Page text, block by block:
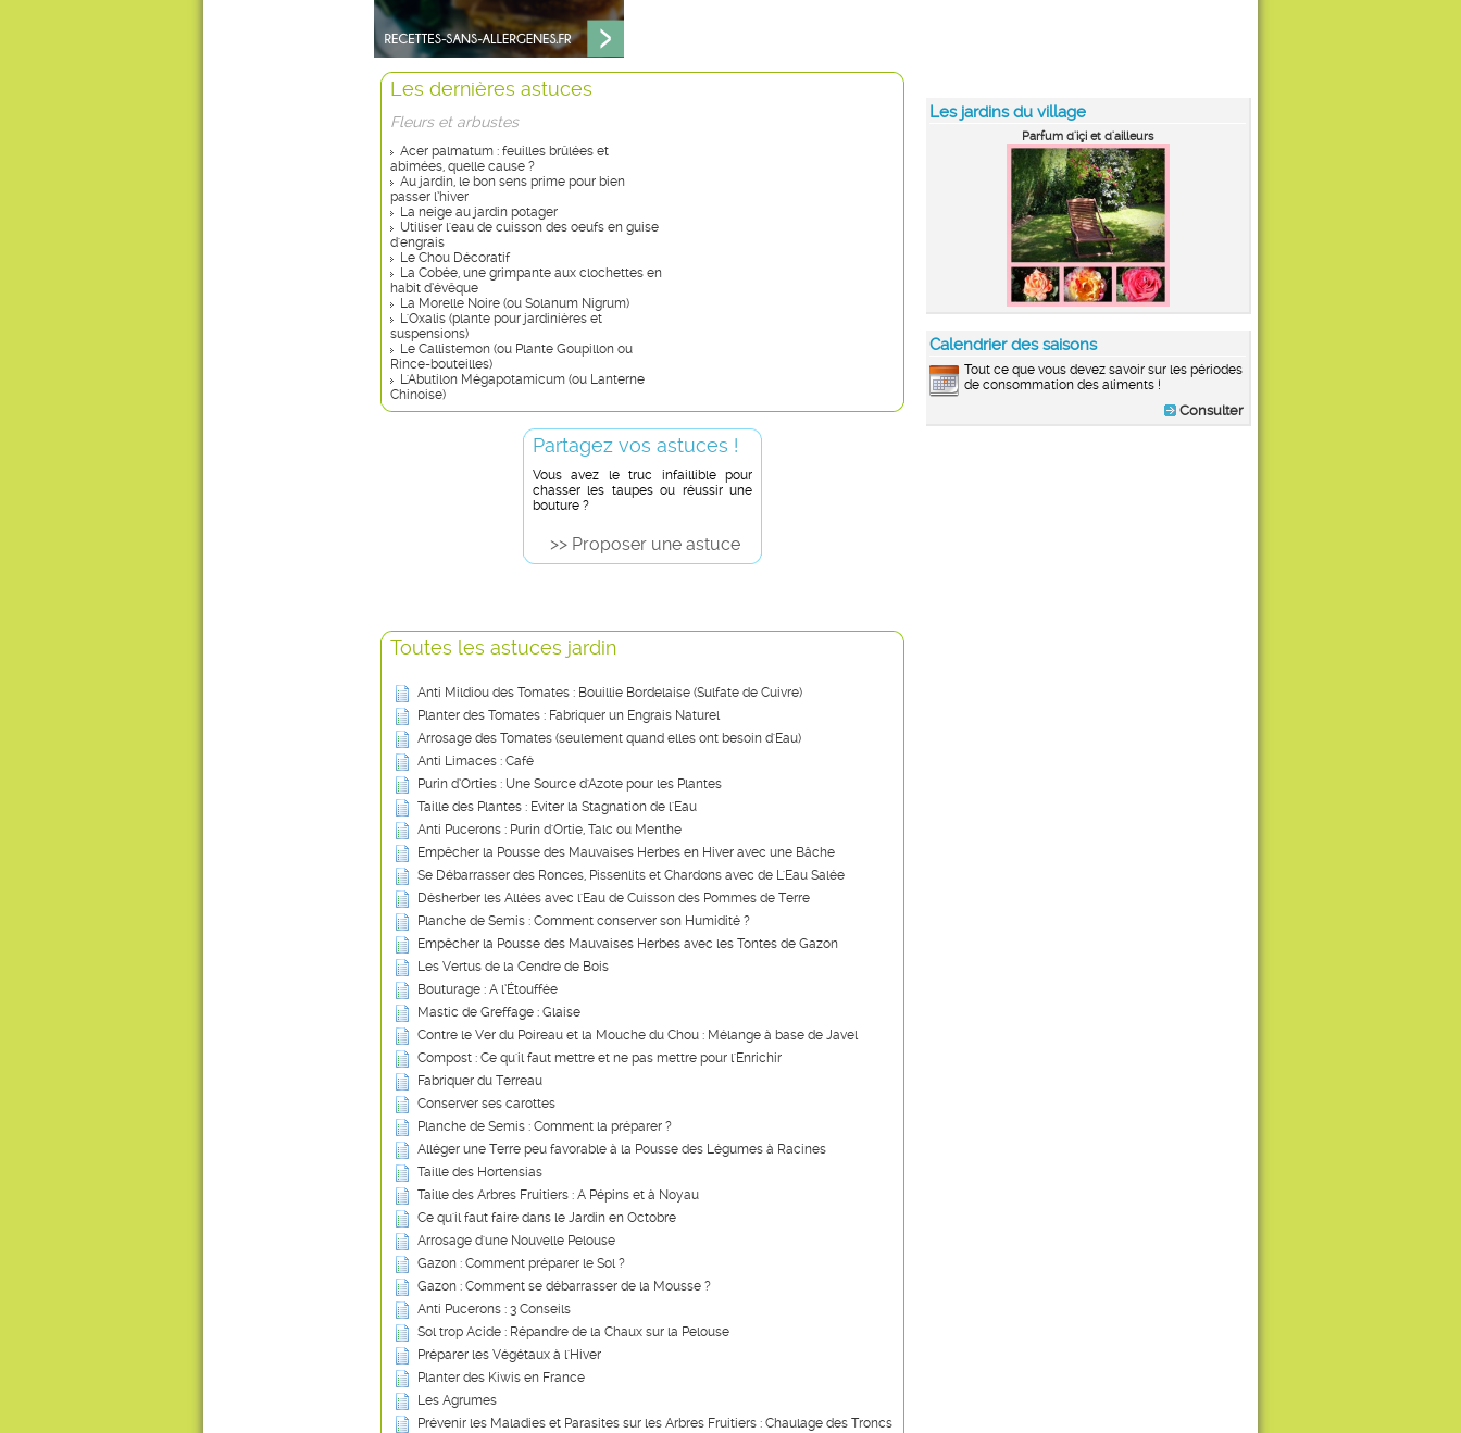
Les jardins du village
Parfum d'içi et d'ailleurs
Calendrier des saisons
Tout ce que vous devez savoir sur les périodes
de consommation des aliments !
Consulter
Les dernières astuces
Fleurs et arbustes
Acer palmatum : feuilles brûlées et
abimées, quelle cause ?
Au jardin, le bon sens prime pour bien
passer l’hiver
La neige au jardin potager
Utiliser l'eau de cuisson des oeufs en guise
d'engrais
Le Chou Décoratif
La Cobée, une grimpante aux clochettes en
habit d’évêque
La Morelle Noire (ou Solanum Nigrum)
L'Oxalis (plante pour jardinières et
suspensions)
Le Callistemon (ou Plante Goupillon ou
Rince-bouteilles)
L'Abutilon Mégapotamicum (ou Lanterne
Chinoise)
Partagez vos astuces !
Vous avez le truc infaillible pour
chasser les taupes ou réussir une
bouture ?
>> Proposer une astuce
Toutes les astuces jardin
Anti Mildiou des Tomates : Bouillie Bordelaise (Sulfate de Cuivre)
Planter des Tomates : Fabriquer un Engrais Naturel
Arrosage des Tomates (seulement quand elles ont besoin d'Eau)
Anti Limaces : Café
Purin d’Orties : Une Source d'Azote pour les Plantes
Taille des Plantes : Eviter la Stagnation de l'Eau
Anti Pucerons : Purin d'Ortie, Talc ou Menthe
Empêcher la Pousse des Mauvaises Herbes en Hiver avec une Bâche
Se Débarrasser des Ronces, Pissenlits et Chardons avec de L'Eau Salée
Désherber les Allées avec l'Eau de Cuisson des Pommes de Terre
Planche de Semis : Comment conserver son Humidité ?
Empêcher la Pousse des Mauvaises Herbes avec les Tontes de Gazon
Les Vertus de la Cendre de Bois
Bouturage : A l’Étouffée
Mastic de Greffage : Glaise
Contre le Ver du Poireau et la Mouche du Chou : Mélange à base de Javel
Compost : Ce qu'il faut mettre et ne pas mettre pour l'Enrichir
Fabriquer du Terreau
Conserver ses carottes
Planche de Semis : Comment la préparer ?
Alléger une Terre peu favorable à la Pousse des Légumes à Racines
Taille des Hortensias
Taille des Arbres Fruitiers : A Pépins et à Noyau
Ce qu'il faut faire dans le Jardin en Octobre
Arrosage d'une Nouvelle Pelouse
Gazon : Comment préparer le Sol ?
Gazon : Comment se débarrasser de la Mousse ?
Anti Pucerons : 3 Conseils
Sol trop Acide : Répandre de la Chaux sur la Pelouse
Préparer les Végétaux à l'Hiver
Planter des Kiwis en France
Les Agrumes
Prévenir les Maladies et Parasites sur les Arbres Fruitiers : Chaulage des Troncs